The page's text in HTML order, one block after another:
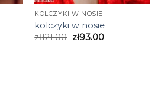
KOLCZYKI W NOSIE
kolczyki w nosie
zł121.00 zł93.00